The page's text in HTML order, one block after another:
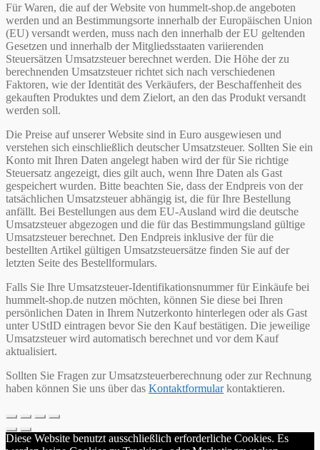
Für Waren, die auf der Website von hummelt-shop.de angeboten
werden und an Bestimmungsorte innerhalb der Europäischen Union
(EU) versandt werden, muss nach den innerhalb der EU geltenden
Gesetzen und innerhalb der Mitgliedsstaaten variierenden
Steuersätzen Umsatzsteuer berechnet werden. Die Höhe der zu
berechnenden Umsatzsteuer richtet sich nach verschiedenen
Faktoren, wie der Identität des Verkäufers, der Beschaffenheit des
gekauften Produktes und dem Zielort, an den das Produkt versandt
werden soll.
Die Preise auf unserer Website sind in Euro ausgewiesen und
verstehen sich einschließlich deutscher Umsatzsteuer. Sollten Sie ein
Konto mit Ihren Daten angelegt haben wird der für Sie richtige
Steuersatz angezeigt, dies gilt auch, wenn Ihre Daten als Gast
gespeichert wurden. Bitte beachten Sie, dass der Endpreis von der
tatsächlichen Umsatzsteuer abhängig ist, die für Ihre Bestellung
anfällt. Bei Bestellungen aus dem EU-Ausland wird die deutsche
Umsatzsteuer abgezogen und die für das Bestimmungsland gültige
Umsatzsteuer berechnet. Den Endpreis inklusive der für die
bestellten Artikel gültigen Umsatzsteuersätze finden Sie auf der
letzten Seite des Bestellformulars.
Falls Sie Ihre Umsatzsteuer-Identifikationsnummer für Einkäufe bei
hummelt-shop.de nutzen möchten, können Sie diese bei Ihren
persönlichen Daten in Ihrem Nutzerkonto hinterlegen oder als Gast
unter UStID eintragen bevor Sie den Kauf bestätigen. Die jeweilige
Umsatzsteuer wird automatisch berechnet und vor dem Kauf
aktualisiert.
Sollten Sie Fragen zur Umsatzsteuerberechnung oder zur Rechnung
haben können Sie uns über das Kontaktformularkontaktieren.
Diese Website benutzt ausschließlich erforderliche Cookies. Es